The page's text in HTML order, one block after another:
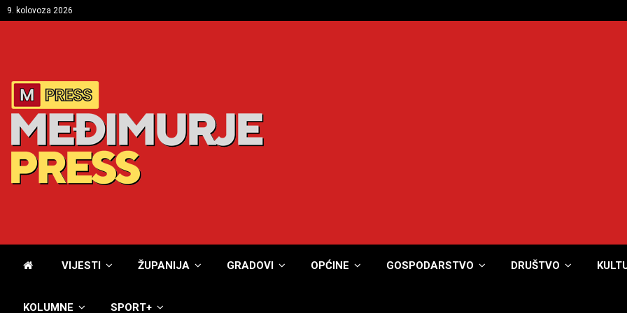
9. kolovoza 2026
VIJESTI ŽUPANIJA GRADOVI OPĆINE GOSPODARSTVO DRUŠTVO
KOLUMNE SPORT+